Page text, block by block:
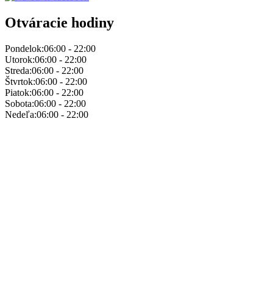
Otváracie hodiny
Pondelok:06:00 - 22:00
Utorok:06:00 - 22:00
Streda:06:00 - 22:00
Štvrtok:06:00 - 22:00
Piatok:06:00 - 22:00
Sobota:06:00 - 22:00
Nedeľa:06:00 - 22:00